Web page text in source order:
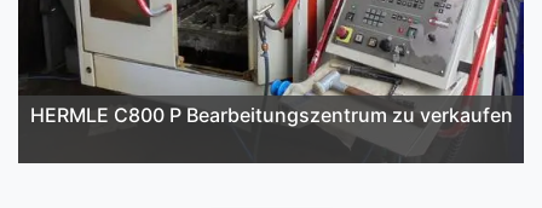
HERMLE C800 P Bearbeitungszentrum zu verkaufen